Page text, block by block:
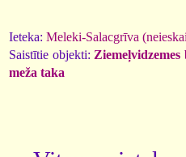
Ieteka: Meleki-Salacgrīva
Saistītie objekti: Ziemeļvidzemes
meža taka